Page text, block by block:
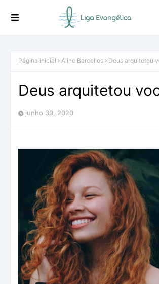
Página inicial Aline Barcellos Deus arquitetou
Deus arquitetou
junho 30, 2020